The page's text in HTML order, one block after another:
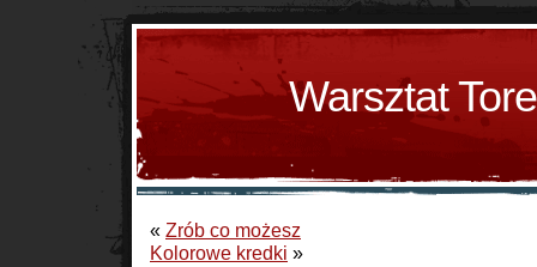
Warsztat
« Zrób co możesz
Kolorowe kredki »